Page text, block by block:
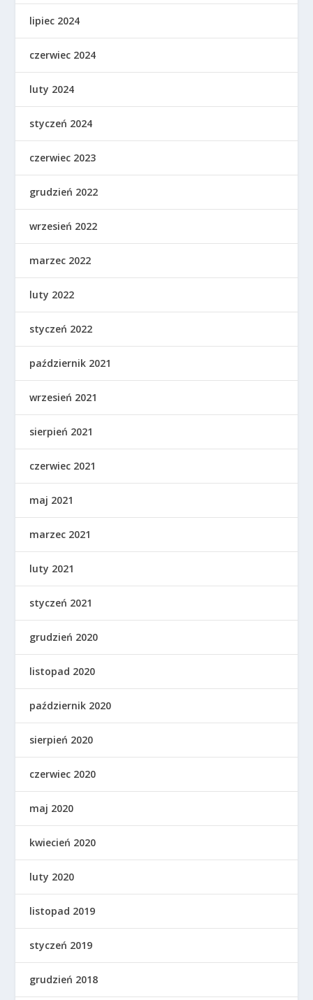
lipiec 2024
czerwiec 2024
luty 2024
styczeń 2024
czerwiec 2023
grudzień 2022
wrzesień 2022
marzec 2022
luty 2022
styczeń 2022
październik 2021
wrzesień 2021
sierpień 2021
czerwiec 2021
maj 2021
marzec 2021
luty 2021
styczeń 2021
grudzień 2020
listopad 2020
październik 2020
sierpień 2020
czerwiec 2020
maj 2020
kwiecień 2020
luty 2020
listopad 2019
styczeń 2019
grudzień 2018